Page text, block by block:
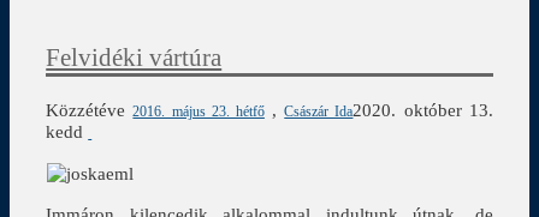
Felvidéki vártúra
Közzétéve2016. május 23. hétfő ,Császár Ida2020. október 13.
kedd